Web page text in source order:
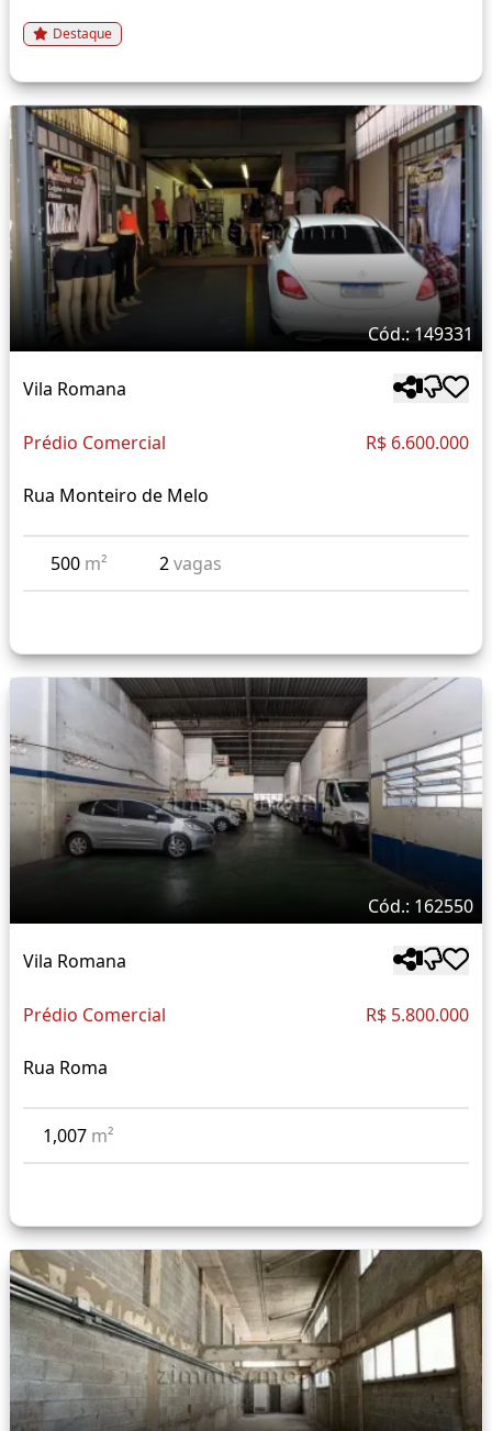
Destaque
Cód.: 149331
Vila Romana
Prédio Comercial R$ 6.600.000
Rua Monteiro de Melo
500 m² 2vagas
Cód.: 162550
Vila Romana
Prédio Comercial R$ 5.800.000
Rua Roma
1,007 m²